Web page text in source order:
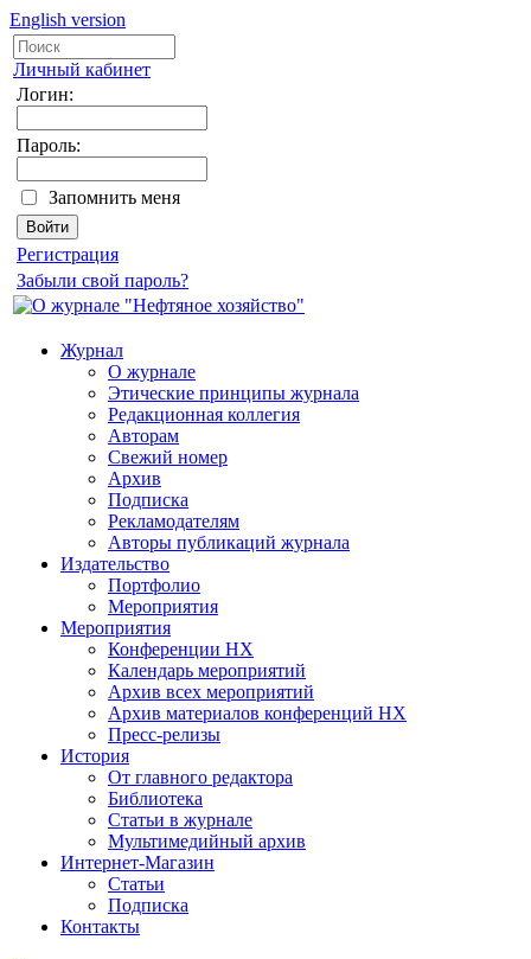
English version
Личный кабинет
Логин:
Пароль:
Запомнить меня
Регистрация
Забыли свой пароль?
Журнал
О журнале
Этические принципы журнала
Редакционная коллегия
Авторам
Свежий номер
Архив
Подписка
Рекламодателям
Авторы публикаций журнала
Издательство
Портфолио
Мероприятия
Мероприятия
Конференции НХ
Календарь мероприятий
Архив всех мероприятий
Архив материалов конференций НХ
Пресс-релизы
История
От главного редактора
Библиотека
Статьи в журнале
Мультимедийный архив
Интернет-Магазин
Статьи
Подписка
Контакты